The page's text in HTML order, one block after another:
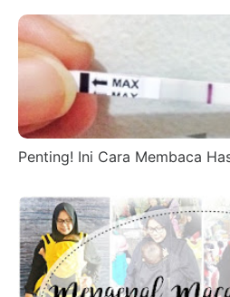
Penting! Ini Cara Membaca